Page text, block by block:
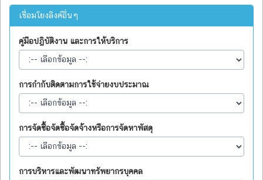
เชื่อมโยงลิงค์อื่นๆ
คู่มือปฏิบัติงาน และการให้บริการ
การกำกับติดตามการใช้จ่ายงบประมาณ
การจัดซื้อจัดซื้อจัดจ้างหรือการจัดหาพัสดุ
การบริหารและพัฒนาทรัพยากรบุคคล